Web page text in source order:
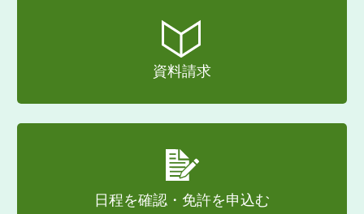
資料請求
日程を確認・免許を申込む